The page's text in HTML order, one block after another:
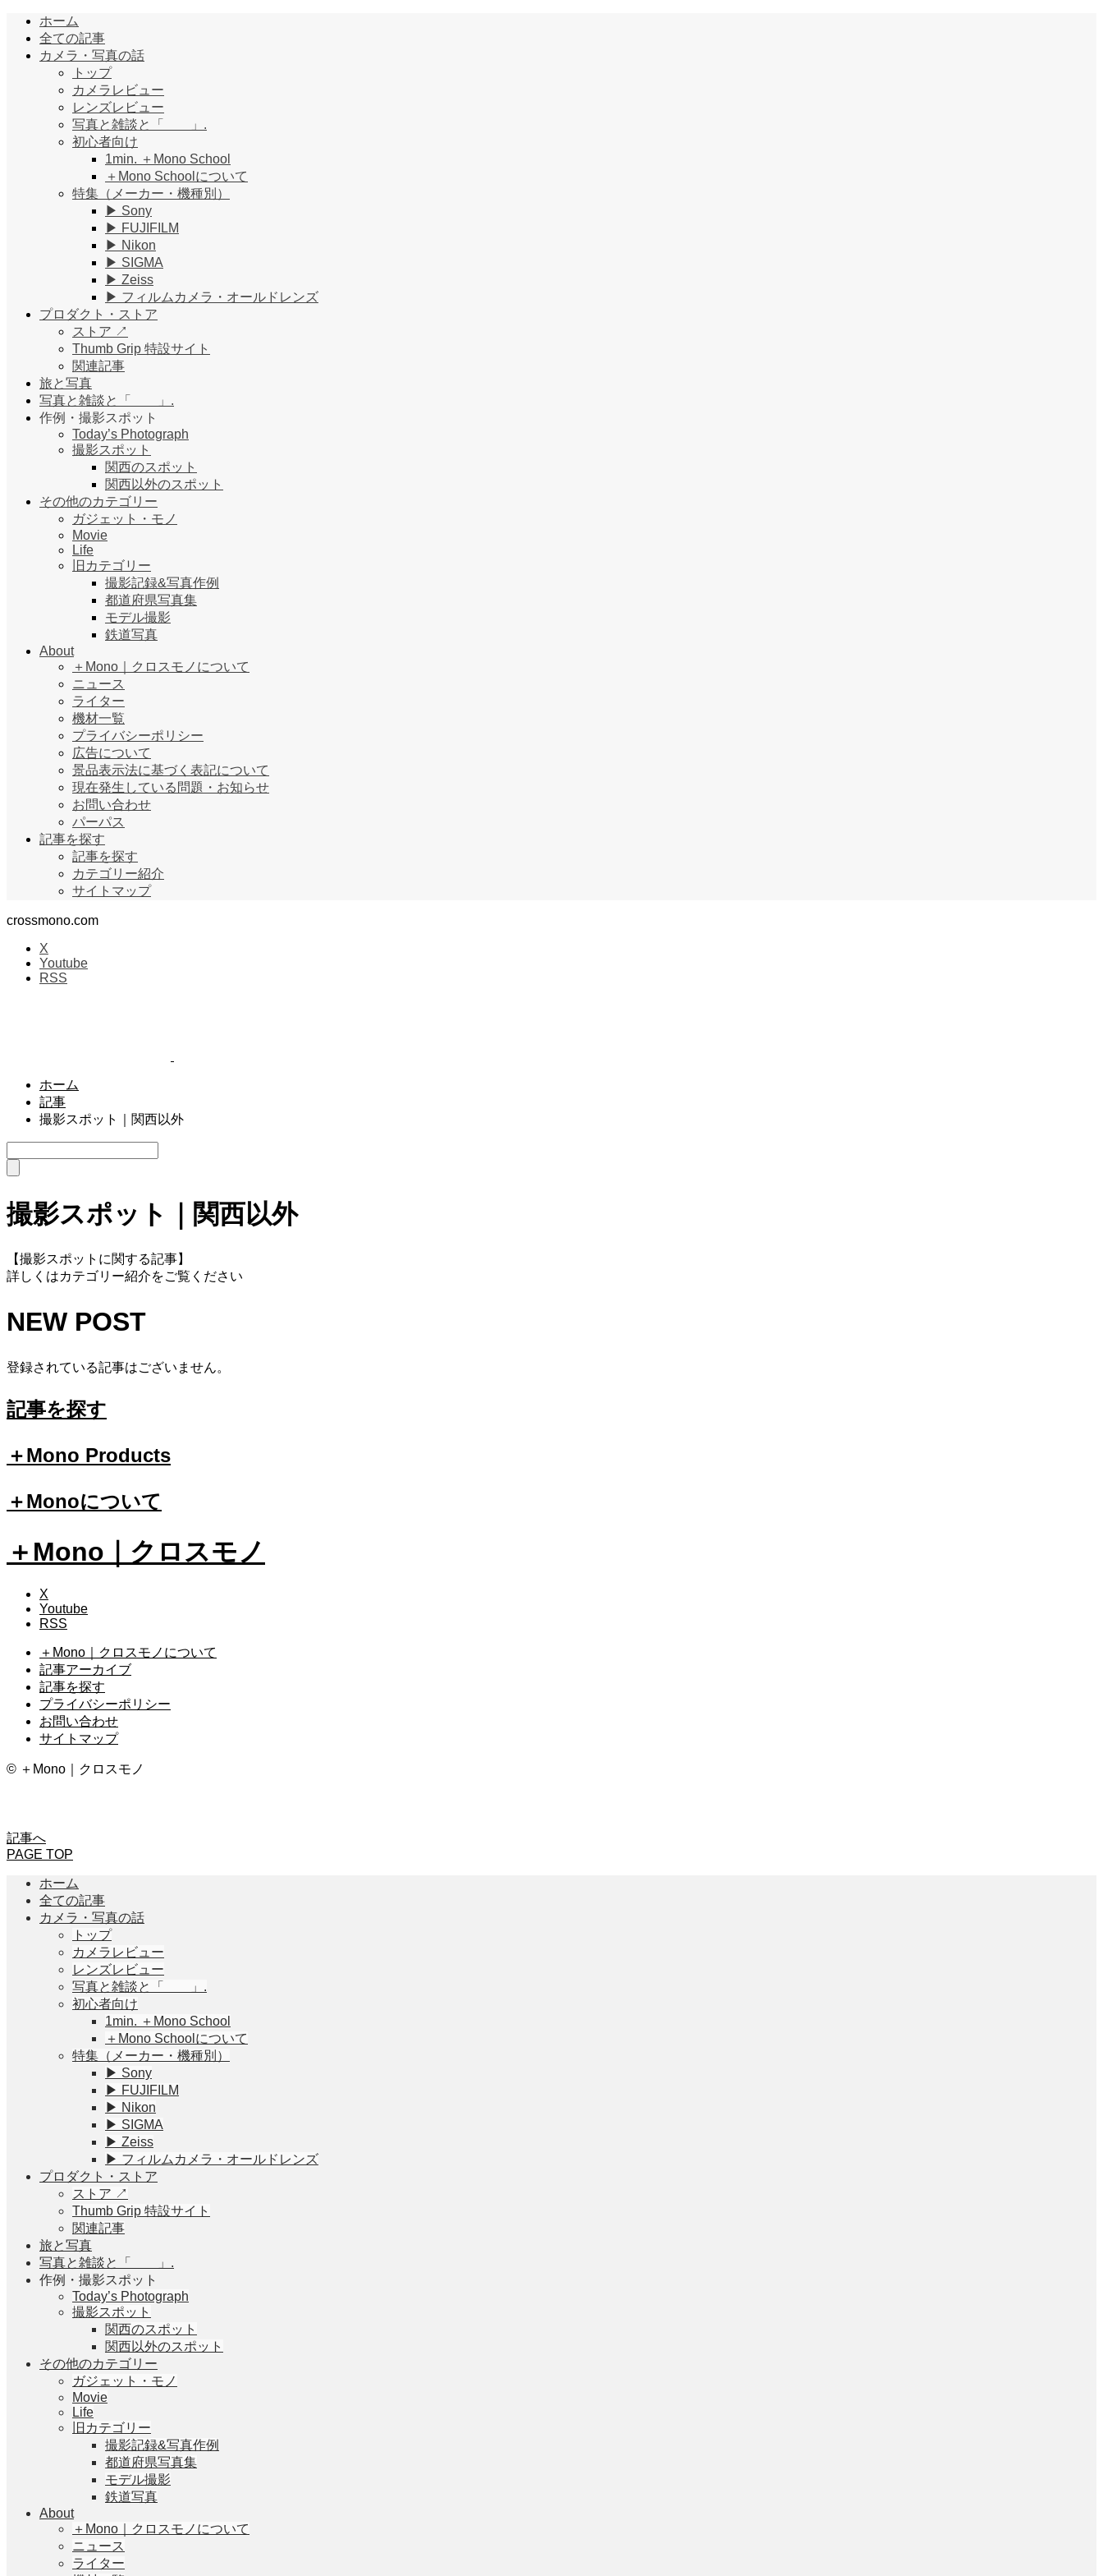
ホーム
全ての記事
カメラ・写真の話
トップ
カメラレビュー
レンズレビュー
写真と雑談と「 」.
初心者向け
1min. ＋Mono School
＋Mono Schoolについて
特集（メーカー・機種別）
▶︎ Sony
▶︎ FUJIFILM
▶︎ Nikon
▶︎ SIGMA
▶︎ Zeiss
▶︎ フィルムカメラ・オールドレンズ
プロダクト・ストア
ストア ↗︎
Thumb Grip 特設サイト
関連記事
旅と写真
写真と雑談と「 」.
作例・撮影スポット
Today’s Photograph
撮影スポット
関西のスポット
関西以外のスポット
その他のカテゴリー
ガジェット・モノ
Movie
Life
旧カテゴリー
撮影記録&写真作例
都道府県写真集
モデル撮影
鉄道写真
About
＋Mono｜クロスモノについて
ニュース
ライター
機材一覧
プライバシーポリシー
広告について
景品表示法に基づく表記について
現在発生している問題・お知らせ
お問い合わせ
パーパス
記事を探す
記事を探す
カテゴリー紹介
サイトマップ
crossmono.com
X
Youtube
RSS
ホーム
記事
撮影スポット｜関西以外
撮影スポット｜関西以外
【撮影スポットに関する記事】
詳しくはカテゴリー紹介をご覧ください
NEW POST
登録されている記事はございません。
記事を探す
＋Mono Products
＋Monoについて
＋Mono｜クロスモノ
X
Youtube
RSS
＋Mono｜クロスモノについて
記事アーカイブ
記事を探す
プライバシーポリシー
お問い合わせ
サイトマップ
©︎ ＋Mono｜クロスモノ
記事へ
PAGE TOP
ホーム
全ての記事
カメラ・写真の話
トップ
カメラレビュー
レンズレビュー
写真と雑談と「 」.
初心者向け
1min. ＋Mono School
＋Mono Schoolについて
特集（メーカー・機種別）
▶︎ Sony
▶︎ FUJIFILM
▶︎ Nikon
▶︎ SIGMA
▶︎ Zeiss
▶︎ フィルムカメラ・オールドレンズ
プロダクト・ストア
ストア ↗︎
Thumb Grip 特設サイト
関連記事
旅と写真
写真と雑談と「 」.
作例・撮影スポット
Today’s Photograph
撮影スポット
関西のスポット
関西以外のスポット
その他のカテゴリー
ガジェット・モノ
Movie
Life
旧カテゴリー
撮影記録&写真作例
都道府県写真集
モデル撮影
鉄道写真
About
＋Mono｜クロスモノについて
ニュース
ライター